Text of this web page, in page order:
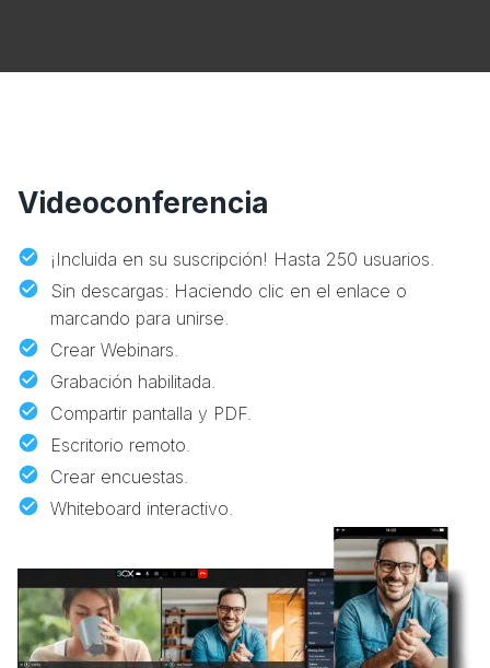
Videoconferencia
¡Incluida en su suscripción! Hasta 250 usuarios.
Sin descargas: Haciendo clic en el enlace o
marcando para unirse.
Crear Webinars.
Grabación habilitada.
Compartir pantalla y PDF.
Escritorio remoto.
Crear encuestas.
Whiteboard interactivo.